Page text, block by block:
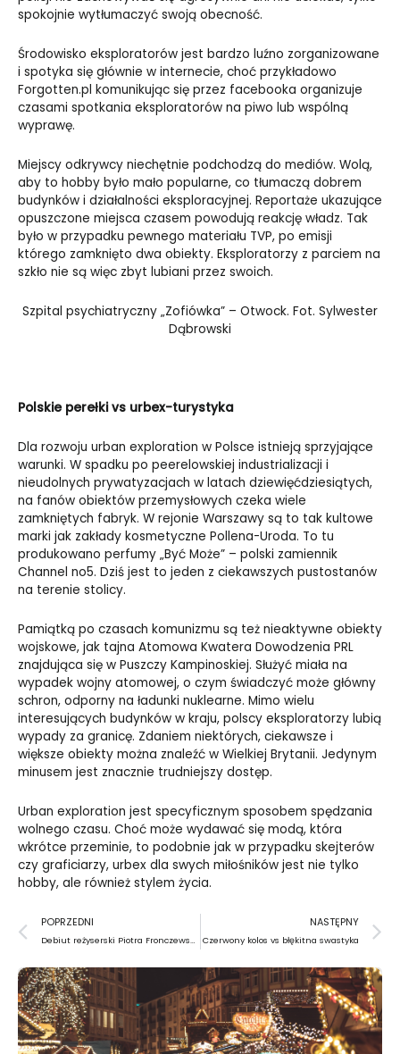
spokojnie wytłumaczyć swoją obecność.
Środowisko eksploratorów jest bardzo luźno zorganizowane
i spotyka się głównie w internecie, choć przykładowo
Forgotten.pl komunikując się przez facebooka organizuje
czasami spotkania eksploratorów na piwo lub wspólną
wyprawę.
Miejscy odkrywcy niechętnie podchodzą do mediów. Wolą,
aby to hobby było mało popularne, co tłumaczą dobrem
budynków i działalności eksploracyjnej. Reportaże ukazujące
opuszczone miejsca czasem powodują reakcję władz. Tak
było w przypadku pewnego materiału TVP, po emisji
którego zamknięto dwa obiekty. Eksploratorzy z parciem na
szkło nie są więc zbyt lubiani przez swoich.
Szpital psychiatryczny „Zofiówka” – Otwock. Fot. Sylwester
Dąbrowski
Polskie perełki vs urbex-turystyka
Dla rozwoju urban exploration w Polsce istnieją sprzyjające
warunki. W spadku po peerelowskiej industrializacji i
nieudolnych prywatyzacjach w latach dziewięćdziesiątych,
na fanów obiektów przemysłowych czeka wiele
zamkniętych fabryk. W rejonie Warszawy są to tak kultowe
marki jak zakłady kosmetyczne Pollena-Uroda. To tu
produkowano perfumy „Być Może” – polski zamiennik
Channel no5. Dziś jest to jeden z ciekawszych pustostanów
na terenie stolicy.
Pamiątką po czasach komunizmu są też nieaktywne obiekty
wojskowe, jak tajna Atomowa Kwatera Dowodzenia PRL
znajdująca się w Puszczy Kampinoskiej. Służyć miała na
wypadek wojny atomowej, o czym świadczyć może główny
schron, odporny na ładunki nuklearne. Mimo wielu
interesujących budynków w kraju, polscy eksploratorzy lubią
wypady za granicę. Zdaniem niektórych, ciekawsze i
większe obiekty można znaleźć w Wielkiej Brytanii. Jedynym
minusem jest znacznie trudniejszy dostęp.
Urban exploration jest specyficznym sposobem spędzania
wolnego czasu. Choć może wydawać się modą, która
wkrótce przeminie, to podobnie jak w przypadku skejterów
czy graficiarzy, urbex dla swych miłośników jest nie tylko
hobby, ale również stylem życia.
Prev
POPRZEDNI
Debiut reżyserski Piotra Fronczewskiego
NASTĘPNY
Czerwony kolos vs błękitna swastyka